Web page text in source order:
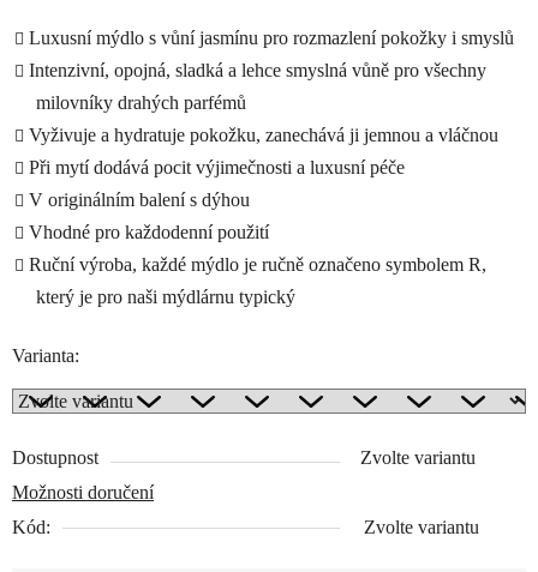
Luxusní mýdlo s vůní jasmínu pro rozmazlení pokožky i smyslů
Intenzivní, opojná, sladká a lehce smyslná vůně pro všechny
milovníky drahých parfémů
Vyživuje a hydratuje pokožku, zanechává ji jemnou a vláčnou
Při mytí dodává pocit výjimečnosti a luxusní péče
V originálním balení s dýhou
Vhodné pro každodenní použití
Ruční výroba, každé mýdlo je ručně označeno symbolem R,
který je pro naši mýdlárnu typický
Varianta:
Dostupnost
Zvolte variantu
Možnosti doručení
Kód:
Zvolte variantu